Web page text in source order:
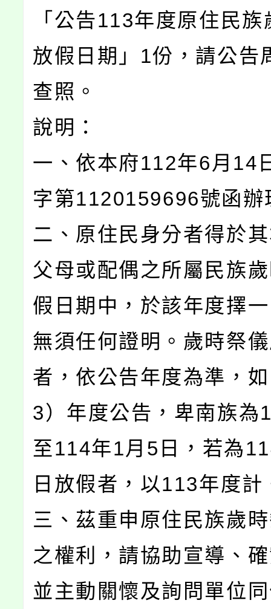
「公告113年度原住民
放假日期」1份，請公告
查照。
說明：
一、依本府112年6月14
字第1120159696號函辦
二、原住民身分者得於
父母或配偶之所屬民族
假日期中，於該年度擇
無須任何證明。歲時祭
者，依公告年度為準，
3）年度公告，卑南族為
至114年1月5日，若為
日放假者，以113年度計
三、茲重申原住民族歲
之權利，請協助宣導、
並主動關懷及詢問單位